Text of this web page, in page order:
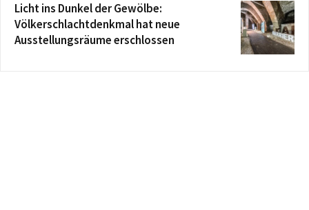
Licht ins Dunkel der Gewölbe:
Völkerschlachtdenkmal hat neue
Ausstellungsräume erschlossen